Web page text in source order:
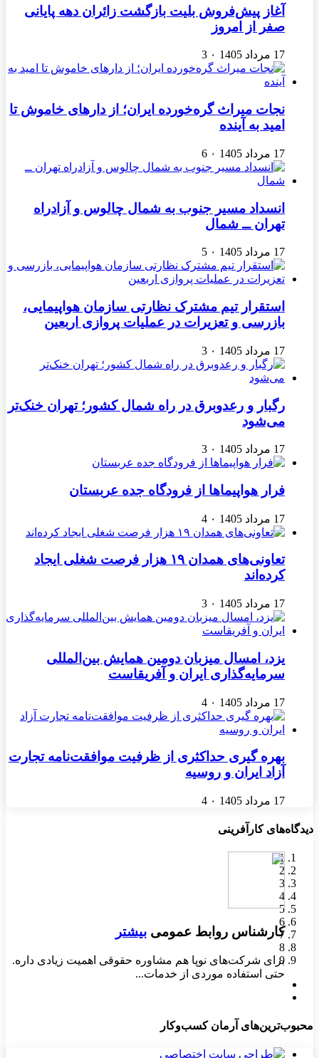
آغاز پیش‌فروش بلیت بازگشت زائران دهه پایانی
صفر از امروز
17 مرداد 1405 ۰ 3
نجات میراث گره‌خورده ایران؛ از دارهای خاموش تا
امید به آینده
17 مرداد 1405 ۰ 6
انسداد مسیر جنوب به شمال چالوس و آزادراه
تهران ــ شمال
17 مرداد 1405 ۰ 5
استقرار تیم مشترک نظارتی سازمان هواپیمایی،
بازرسی و تعزیرات در عملیات پروازی اربعین
17 مرداد 1405 ۰ 3
رگبار و رعدوبرق در راه شمال کشور؛ تهران خنک‌تر
می‌شود
17 مرداد 1405 ۰ 3
فرار هواپیماها از فرودگاه جده عربستان
17 مرداد 1405 ۰ 4
تعاونی‌های همدان ۱۹ هزار فرصت شغلی ایجاد
کرده‌اند
17 مرداد 1405 ۰ 3
یزد، امسال میزبان دومین همایش بین‌المللی
سرمایه‌گذاری ایران و آفریقاست
17 مرداد 1405 ۰ 4
بهره گیری حداکثری از ظرفیت موافقت‌نامه تجارت
آزاد ایران و روسیه
17 مرداد 1405 ۰ 4
دیدگاه‌های کارآفرینی
کارشناس روابط عمومی بیشتر
برای شرکت‌های نوپا هم مشاوره حقوقی اهمیت زیادی داره.
حتی استفاده موردی از خدمات...
بیشتر بیشتر بیشتر بیشتر بیشتر بیشتر بیشتر بیشتر
1
2
3
4
5
6
7
8
9
محبوب‌ترین‌های آرمان کسب‌وکار